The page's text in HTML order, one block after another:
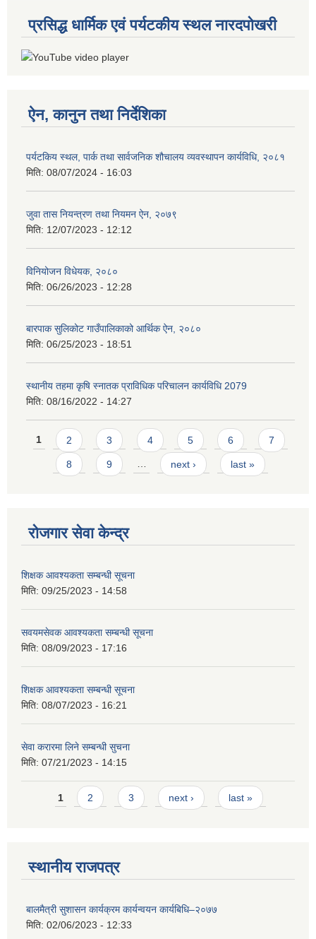
प्रसिद्ध धार्मिक एवं पर्यटकीय स्थल नारदपोखरी
ऐन, कानुन तथा निर्देशिका
पर्यटकिय स्थल, पार्क तथा सार्वजनिक शौचालय व्यवस्थापन कार्यविधि, २०८१
मिति: 08/07/2024 - 16:03
जुवा तास नियन्त्रण तथा नियमन ऐन, २०७९
मिति: 12/07/2023 - 12:12
विनियोजन विधेयक, २०८०
मिति: 06/26/2023 - 12:28
बारपाक सुलिकोट गाउँपालिकाको आर्थिक ऐन, २०८०
मिति: 06/25/2023 - 18:51
स्थानीय तहमा कृषि स्नातक प्राविधिक परिचालन कार्यविधि 2079
मिति: 08/16/2022 - 14:27
Pages
1 2 3 4 5 6 7
8 9 … next › last »
रोजगार सेवा केन्द्र
शिक्षक आवश्यकता सम्बन्धी सूचना
मिति: 09/25/2023 - 14:58
सवयमसेवक आवश्यकता सम्बन्धी सूचना
मिति: 08/09/2023 - 17:16
शिक्षक आवश्यकता सम्बन्धी सूचना
मिति: 08/07/2023 - 16:21
सेवा करारमा लिने सम्बन्धी सुचना
मिति: 07/21/2023 - 14:15
Pages
1 2 3 next › last »
स्थानीय राजपत्र
बालमैत्री सुशासन कार्यक्रम कार्यन्वयन कार्यबिधि–२०७७
मिति: 02/06/2023 - 12:33